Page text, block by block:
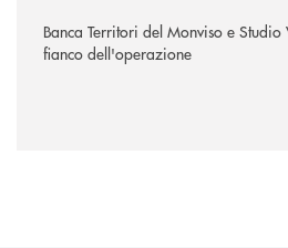
Banca Territori del Monviso e
fianco dell'operazione